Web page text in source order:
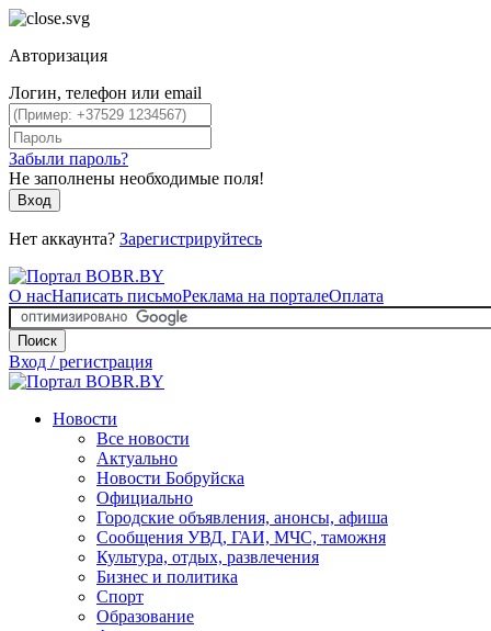
Авторизация
Логин, телефон или email
Забыли пароль?
Не заполнены необходимые поля!
Вход
Нет аккаунта? Зарегистрируйтесь
О насНаписать письмоРеклама на порталеОплата
Поиск
Вход / регистрация
Новости
Все новости
Актуально
Новости Бобруйска
Официально
Городские объявления, анонсы, афиша
Сообщения УВД, ГАИ, МЧС, таможня
Культура, отдых, развлечения
Бизнес и политика
Спорт
Образование